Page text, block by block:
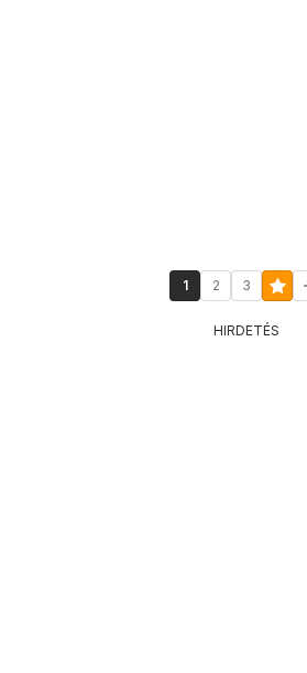
1 2 3
HIRDETÉS